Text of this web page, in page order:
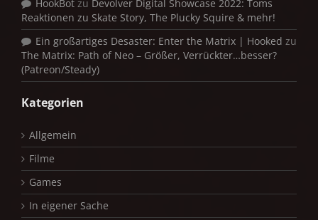
HookBot zu Devolver Digital Showcase 2022: Toms
Reaktionen zu Skate Story, The Plucky Squire & mehr!
Ein großartiges Desaster: Enter the Matrix | Hooked zu
The Matrix: Path of Neo – Größer, Verrückter…besser?
(Patreon/Steady)
Kategorien
Allgemein
Filme
Games
In eigener Sache